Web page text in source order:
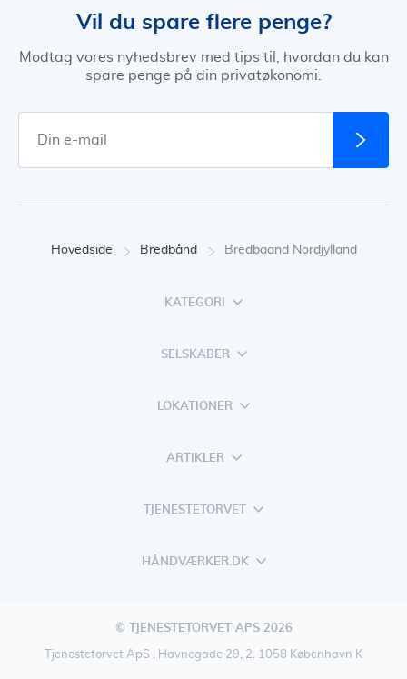
Vil du spare flere penge?
Modtag vores nyhedsbrev med tips til, hvordan du kan
spare penge på din privatøkonomi.
Hovedside Bredbånd Bredbaand Nordjylland
KATEGORI
SELSKABER
LOKATIONER
ARTIKLER
TJENESTETORVET
HÅNDVÆRKER.DK
© TJENESTETORVET APS 2026
Tjenestetorvet ApS , Havnegade 29, 2. 1058 København K